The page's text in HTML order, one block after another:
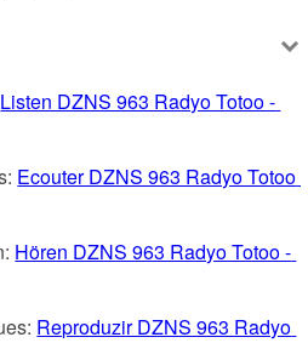
Listen DZNS 963 Radyo Totoo -
Ecouter DZNS 963 Radyo Totoo
Hören DZNS 963 Radyo Totoo -
Reproduzir DZNS 963 Radyo